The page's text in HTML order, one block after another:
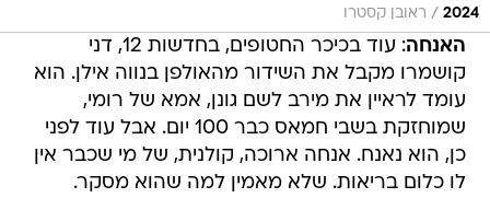
2024
/ ראובן קסטרו
האנחה
: עוד בכיכר החטופים, בחדשות 12, דני
קושמרו מקבל את השידור מהאולפן בנווה אילן. הוא
עומד לראיין את מירב לשם גונן, אמא של רומי,
שמוחזקת בשבי חמאס כבר 100 יום. אבל עוד לפני
כן, הוא נאנח. אנחה ארוכה, קולנית, של מי שכבר אין
לו כלום בריאות. שלא מאמין למה שהוא מסקר.